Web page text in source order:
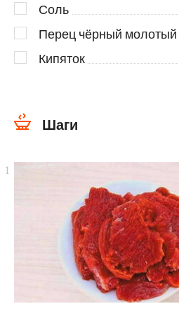
Соль
Перец чёрный молотый
Кипяток
Шаги